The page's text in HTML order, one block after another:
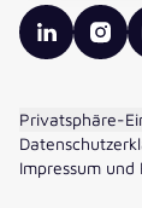
valantic
Privatsphäre-
Impressum und